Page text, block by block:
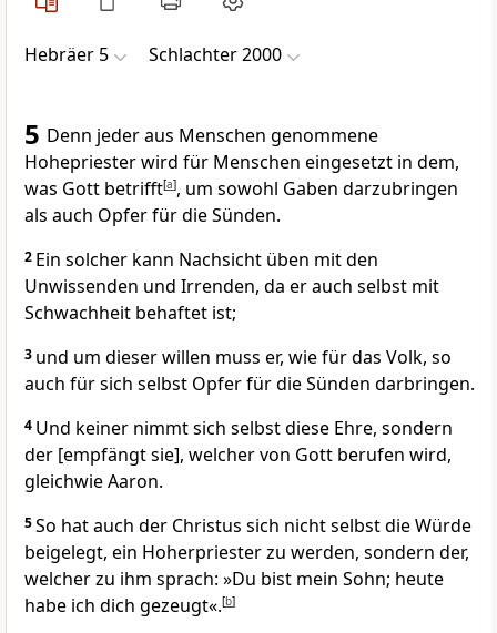
Hebräer 5 Schlachter 2000
5 Denn jeder aus Menschen genommene
Hohepriester wird für Menschen eingesetzt in dem,
was Gott betrifft[a], um sowohl Gaben darzubringen
als auch Opfer für die Sünden.
2 Ein solcher kann Nachsicht üben mit den
Unwissenden und Irrenden, da er auch selbst mit
Schwachheit behaftet ist;
3 und um dieser willen muss er, wie für das Volk, so
auch für sich selbst Opfer für die Sünden darbringen.
4 Und keiner nimmt sich selbst diese Ehre, sondern
der [empfängt sie], welcher von Gott berufen wird,
gleichwie Aaron.
5So hat auch der Christus sich nicht selbst die Würde
beigelegt, ein Hoherpriester zu werden, sondern der,
welcher zu ihm sprach: »Du bist mein Sohn; heute
habe ich dich gezeugt«.[b]